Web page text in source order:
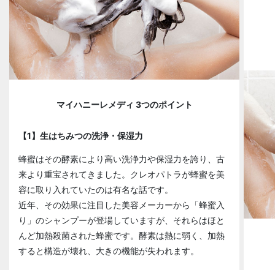
マイハニーレメディ 3つのポイント
【1】生はちみつの洗浄・保湿力
蜂蜜はその酵素により高い洗浄力や保湿力を誇り、古
来より重宝されてきました。クレオパトラが蜂蜜を美
容に取り入れていたのは有名な話です。
近年、その効果に注目した美容メーカーから「蜂蜜入
り」のシャンプーが登場していますが、それらはほと
んど加熱殺菌された蜂蜜です。酵素は熱に弱く、加熱
すると構造が壊れ、大きの機能が失われます。